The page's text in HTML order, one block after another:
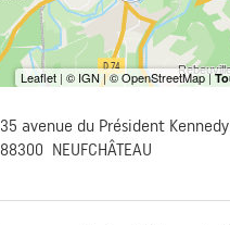
35 avenue du Président Kennedy
88300 NEUFCHÂTEAU